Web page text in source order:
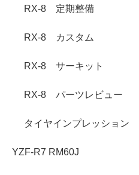
RX-8 定期整備
RX-8 カスタム
RX-8 サーキット
RX-8 パーツレビュー
タイヤインプレッション
YZF-R7 RM60J